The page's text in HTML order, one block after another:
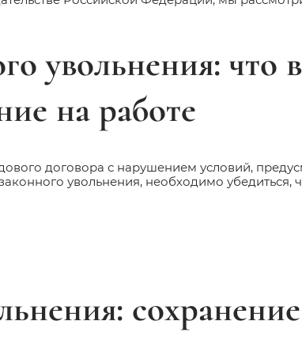
увольнения: что
на работе
договора с нарушением условий,
увольнения, необходимо
сохранение